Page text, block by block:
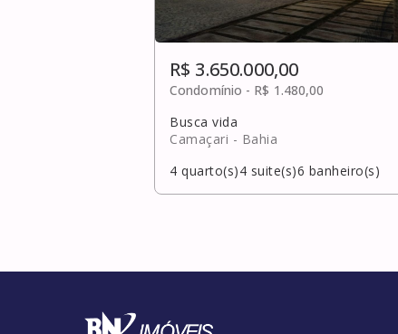
R$ 3.650.000,00
Condomínio - R$ 1.480,00
Busca vida
Camaçari - Bahia
4 quarto(s)4 suite(s)6 banheiro(s)